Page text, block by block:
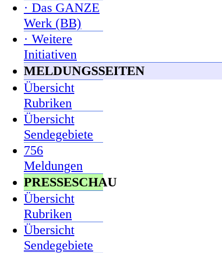
· Das GANZE
Werk (BB)
· Weitere
Initiativen
MELDUNGSSEITEN
Übersicht
Rubriken
Übersicht
Sendegebiete
756
Meldungen
PRESSESCHAU
Übersicht
Rubriken
Übersicht
Sendegebiete